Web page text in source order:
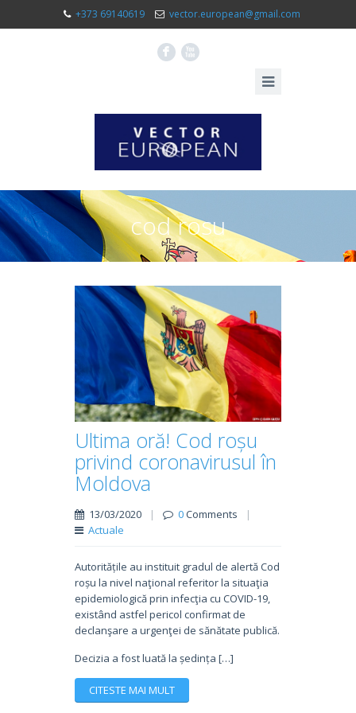
+373 69140619 vector.european@gmail.com
F X
cod rosu
Ultima oră! Cod roșu
privind coronavirusul în
Moldova
13/03/2020 | 0Comments
|
Actuale
Autoritățile au instituit gradul de alertă Cod
roșu la nivel naţional referitor la situaţia
epidemiologică prin infecţia cu COVID-19,
existând astfel pericol confirmat de
declanşare a urgenţei de sănătate publică.
Decizia a fost luată la ședința […]
CITESTE MAI MULT